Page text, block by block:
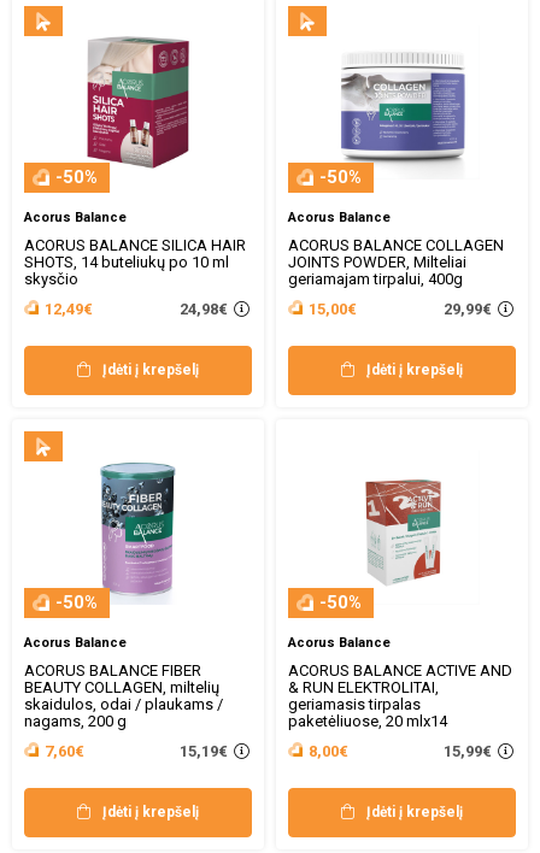
-50%
Acorus Balance
ACORUS BALANCE SILICA HAIR
SHOTS, 14 buteliukų po 10 ml
skysčio
12,49€
24,98€
Įdėti į krepšelį
-50%
Acorus Balance
ACORUS BALANCE COLLAGEN
JOINTS POWDER, Milteliai
geriamajam tirpalui, 400g
15,00€
29,99€
Įdėti į krepšelį
-50%
Acorus Balance
ACORUS BALANCE FIBER
BEAUTY COLLAGEN, miltelių
skaidulos, odai / plaukams /
nagams, 200 g
7,60€
15,19€
Įdėti į krepšelį
-50%
Acorus Balance
ACORUS BALANCE ACTIVE AND
& RUN ELEKTROLITAI,
geriamasis tirpalas
paketėliuose, 20 mlx14
8,00€
15,99€
Įdėti į krepšelį